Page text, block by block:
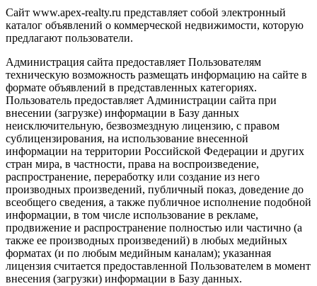
Сайт www.apex-realty.ru представляет собой электронный
каталог объявлений о коммерческой недвижимости, которую
предлагают пользователи.
Администрация сайта предоставляет Пользователям
техническую возможность размещать информацию на сайте в
формате объявлений в представленных категориях.
Пользователь предоставляет Администрации сайта при
внесении (загрузке) информации в Базу данных
неисключительную, безвозмездную лицензию, с правом
сублицензирования, на использование внесенной
информации на территории Российской Федерации и других
стран мира, в частности, права на воспроизведение,
распространение, переработку или создание из него
производных произведений, публичный показ, доведение до
всеобщего сведения, а также публичное исполнение подобной
информации, в том числе использование в рекламе,
продвижение и распространение полностью или частично (а
также ее производных произведений) в любых медийных
форматах (и по любым медийным каналам); указанная
лицензия считается предоставленной Пользователем в момент
внесения (загрузки) информации в Базу данных.